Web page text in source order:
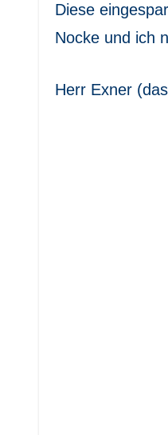
Diese
Nocke und ich
Herr Exner